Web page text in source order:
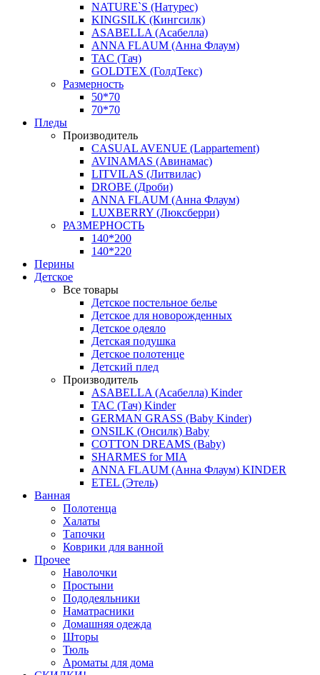
NATURE`S (Натурес)
KINGSILK (Кингсилк)
ASABELLA (Асабелла)
ANNA FLAUM (Анна Флаум)
TAC (Тач)
GOLDTEX (ГолдТекс)
Размерность
50*70
70*70
Пледы
Производитель
CASUAL AVENUE (Lappartement)
AVINAMAS (Авинамас)
LITVILAS (Литвилас)
DROBE (Дроби)
ANNA FLAUM (Анна Флаум)
LUXBERRY (Люксберри)
РАЗМЕРНОСТЬ
140*200
140*220
Перины
Детское
Все товары
Детское постельное белье
Детское для новорожденных
Детское одеяло
Детская подушка
Детское полотенце
Детский плед
Производитель
ASABELLA (Асабелла) Kinder
TAC (Тач) Kinder
GERMAN GRASS (Baby Kinder)
ONSILK (Онсилк) Baby
COTTON DREAMS (Baby)
SHARMES for MIA
ANNA FLAUM (Анна Флаум) KINDER
ETEL (Этель)
Ванная
Полотенца
Халаты
Тапочки
Коврики для ванной
Прочее
Наволочки
Простыни
Пододеяльники
Наматрасники
Домашняя одежда
Шторы
Тюль
Ароматы для дома